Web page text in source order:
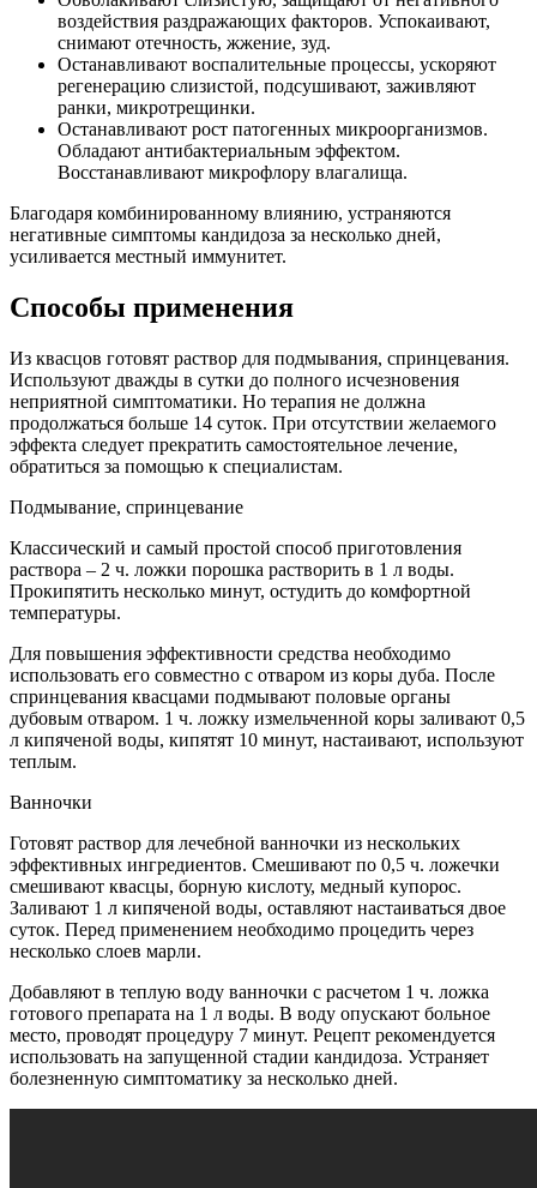
воздействия раздражающих факторов. Успокаивают,
снимают отечность, жжение, зуд.
Останавливают воспалительные процессы, ускоряют
регенерацию слизистой, подсушивают, заживляют
ранки, микротрещинки.
Останавливают рост патогенных микроорганизмов.
Обладают антибактериальным эффектом.
Восстанавливают микрофлору влагалища.
Благодаря комбинированному влиянию, устраняются
негативные симптомы кандидоза за несколько дней,
усиливается местный иммунитет.
Способы применения
Из квасцов готовят раствор для подмывания, спринцевания.
Используют дважды в сутки до полного исчезновения
неприятной симптоматики. Но терапия не должна
продолжаться больше 14 суток. При отсутствии желаемого
эффекта следует прекратить самостоятельное лечение,
обратиться за помощью к специалистам.
Подмывание, спринцевание
Классический и самый простой способ приготовления
раствора – 2 ч. ложки порошка растворить в 1 л воды.
Прокипятить несколько минут, остудить до комфортной
температуры.
Для повышения эффективности средства необходимо
использовать его совместно с отваром из коры дуба. После
спринцевания квасцами подмывают половые органы
дубовым отваром. 1 ч. ложку измельченной коры заливают 0,5
л кипяченой воды, кипятят 10 минут, настаивают, используют
теплым.
Ванночки
Готовят раствор для лечебной ванночки из нескольких
эффективных ингредиентов. Смешивают по 0,5 ч. ложечки
смешивают квасцы, борную кислоту, медный купорос.
Заливают 1 л кипяченой воды, оставляют настаиваться двое
суток. Перед применением необходимо процедить через
несколько слоев марли.
Добавляют в теплую воду ванночки с расчетом 1 ч. ложка
готового препарата на 1 л воды. В воду опускают больное
место, проводят процедуру 7 минут. Рецепт рекомендуется
использовать на запущенной стадии кандидоза. Устраняет
болезненную симптоматику за несколько дней.